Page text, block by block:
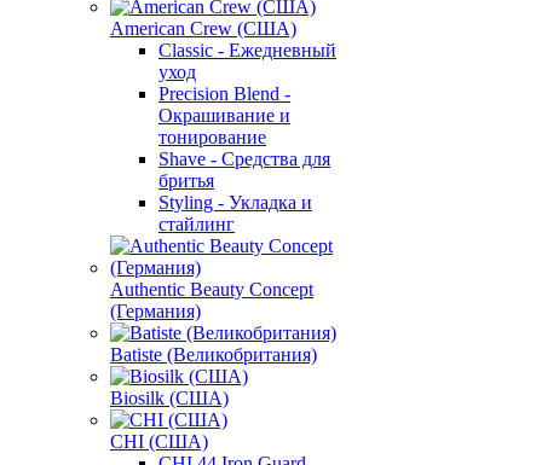
American Crew (США)
Classic - Ежедневный
уход
Precision Blend -
Окрашивание и
тонирование
Shave - Средства для
бритья
Styling - Укладка и
стайлинг
Authentic Beauty Concept
(Германия)
Batiste (Великобритания)
Biosilk (США)
CHI (США)